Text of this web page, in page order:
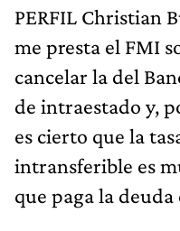
PERFIL Christian
me presta el FMI
cancelar la del
de intraestado y,
es cierto que la
intransferible es
que paga la deuda